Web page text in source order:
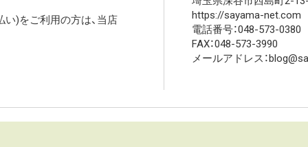
)をご利用の方は、当店
https://sayama-net.com
電話番号：048-573-0380
FAX：048-573-3990
メールアドレス：